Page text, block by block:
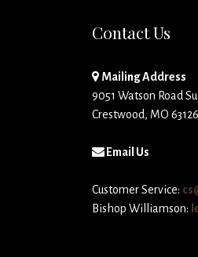
Contact Us
Mailing Address
9051 Watson Road
Crestwood, MO
Email Us
Customer Service:
Bishop Williamson: